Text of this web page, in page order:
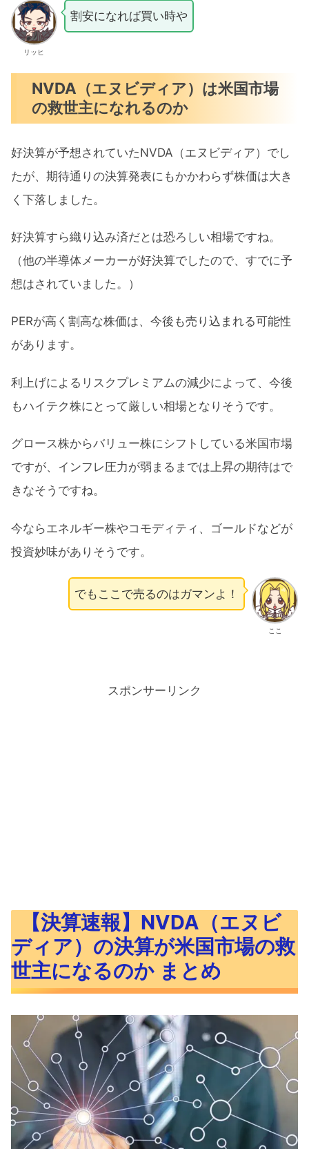
リッヒ
割安になれば買い時や
NVDA（エヌビディア）は米国市場
の救世主になれるのか
好決算が予想されていたNVDA（エヌビディア）でし
たが、期待通りの決算発表にもかかわらず株価は大き
く下落しました。
好決算すら織り込み済だとは恐ろしい相場ですね。
（他の半導体メーカーが好決算でしたので、すでに予
想はされていました。）
PERが高く割高な株価は、今後も売り込まれる可能性
があります。
利上げによるリスクプレミアムの減少によって、今後
もハイテク株にとって厳しい相場となりそうです。
グロース株からバリュー株にシフトしている米国市場
ですが、インフレ圧力が弱まるまでは上昇の期待はで
きなそうですね。
今ならエネルギー株やコモディティ、ゴールドなどが
投資妙味がありそうです。
ここ
でもここで売るのはガマンよ！
スポンサーリンク
【決算速報】NVDA（エヌビ
ディア）の決算が米国市場の救
世主になるのか まとめ